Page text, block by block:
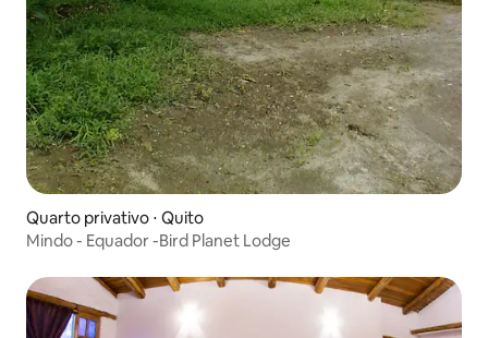
Quarto privativo ⋅ Quito
Mindo - Equador -Bird Planet Lodge